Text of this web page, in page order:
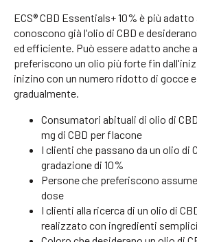
ECS® CBD Essentials+ 10% è più
conoscono già l'olio di CBD e
ed efficiente. Può essere adatto anche
preferiscono un olio più forte fin
inizino con un numero ridotto di gocce
gradualmente.
Consumatori abituali di olio di
mg di CBD per flacone
I clienti che passano da un olio di
gradazione di 10%
Persone che preferiscono
dose
I clienti alla ricerca di un olio di
realizzato con ingredienti semplici